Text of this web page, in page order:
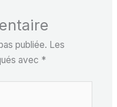
publiée. Les
avec *